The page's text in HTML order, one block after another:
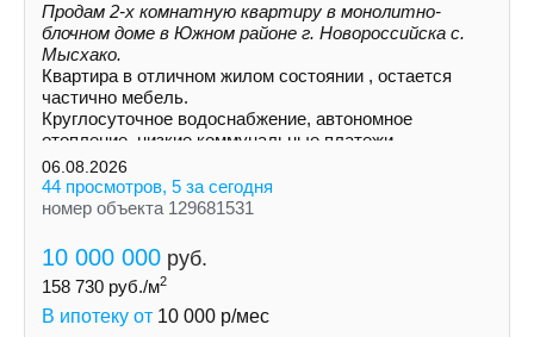
Продам 2-х комнатную квартиру в монолитно-
блочном доме в Южном районе г. Новороссийска с.
Мысхако.
Квартира в отличном жилом состоянии , остается
частично мебель.
Круглосуточное водоснабжение, автономное
отопление, низкие коммунальные платежи.
06.08.2026
44 просмотров, 5 за сегодня
номер объекта 129681531
10 000 000 руб.
158 730 руб./м2
В ипотеку от 10 000 р/мес